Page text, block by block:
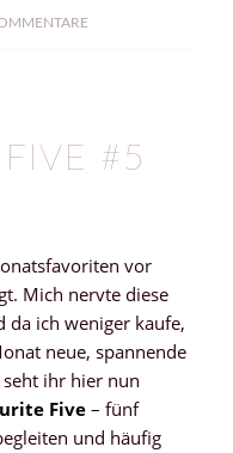
#5
vor
Mich nervte diese
da ich weniger kaufe,
neue, spannende
seht ihr hier nun
Five– fünf
und häufig